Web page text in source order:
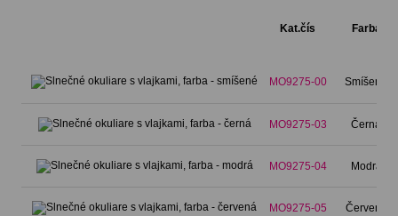
Kat.čís Farba
MO9275-00 Smíšené
MO9275-03 Černá
MO9275-04 Modrá
MO9275-05 Červená